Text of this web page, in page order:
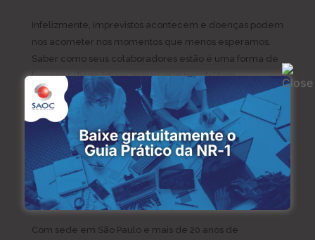
Infelizmente, imprevistos acontecem e doenças podem
nos acometer nos momentos que menos esperamos.
Saber como seus colaboradores estão é uma forma de
fornecer diagnósticos iniciais que possibilitam
tratamento preventivo e já no começo dos sintomas,
para que a saúde seja restaurada o mais rápido possível
e que esse colaborador não tenha que se ausentar de
suas funções laborais.
Conheça a SAOC
Com sede em São Paulo e mais de 20 anos de